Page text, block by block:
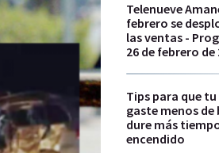
Telenueve
febrero se
las ventas -
26 de febrero de
Tips para que
gaste menos
dure más
encendido